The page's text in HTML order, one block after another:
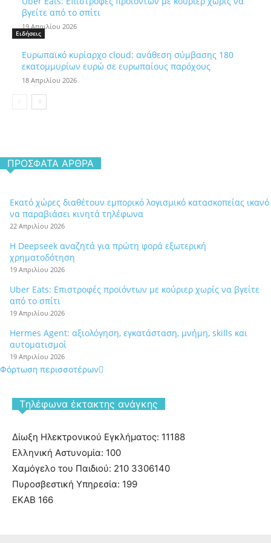
βγείτε από το σπίτι
19 Απριλίου 2026
Ειδήσεις
Ευρωπαϊκό κυρίαρχο cloud: ανάθεση σύμβασης 180
εκατομμυρίων ευρώ σε ευρωπαίους παρόχους
18 Απριλίου 2026
ΠΡΌΣΦΑΤΑ ΆΡΘΡΑ
Εκατό χώρες διαθέτουν εμπορικό λογισμικό κατασκοπείας ικανό
να παραβιάσει κινητά τηλέφωνα
22 Απριλίου 2026
Η Deepseek αναζητά για πρώτη φορά εξωτερική
χρηματοδότηση
19 Απριλίου 2026
Uber Eats: Επιστροφές προϊόντων με κούριερ χωρίς να βγείτε
από το σπίτι
19 Απριλίου 2026
Hermes Agent: αξιολόγηση, εγκατάσταση, μνήμη, skills και
αυτοματισμοί
19 Απριλίου 2026
Φόρτωση περισσοτέρων
Tηλέφωνα έκτακτης ανάγκης
Δίωξη Ηλεκτρονικού Εγκλήματος: 11188
Ελληνική Αστυνομία: 100
Χαμόγελο του Παιδιού: 210 3306140
Πυροσβεστική Υπηρεσία: 199
ΕΚΑΒ 166